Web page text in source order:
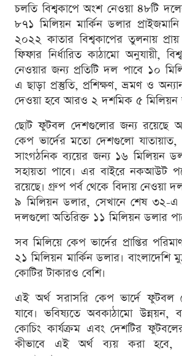
চলতি বিশ্বকাপে অংশ নেওয়া ৪৮টি
৮৭১ মিলিয়ন মার্কিন ডলার
২০২২ কাতার বিশ্বকাপের তুলনায়
ফিফার নির্ধারিত কাঠামো অনুযায়ী,
নেওয়ার জন্য প্রতিটি দল পাবে ১০
এ ছাড়া প্রস্তুতি, প্রশিক্ষণ, ভ্রমণ ও
দেওয়া হবে আরও ২ দশমিক ৫ মিলিয়ন
ছোট ফুটবল দেশগুলোর জন্য রয়েছে
কেপ ভার্দের মতো দেশগুলো যাতায়াত,
সাংগঠনিক ব্যয়ের জন্য ১৬ মিলিয়ন
সহায়তা পাবে। এর বাইরে নকআউট
রয়েছে। গ্রুপ পর্ব থেকে বিদায় নেওয়া
৯ মিলিয়ন ডলার, সেখানে শেষ ৩২-এ
দলগুলো অতিরিক্ত ১১ মিলিয়ন ডলার
সব মিলিয়ে কেপ ভার্দের প্রাপ্তির
২১ মিলিয়ন মার্কিন ডলার। বাংলাদেশি
কোটির টাকারও বেশি।
এই অর্থ সরাসরি কেপ ভার্দে ফুটবল
যাবে। ভবিষ্যতে অবকাঠামো উন্নয়ন,
কোচিং কার্যক্রম এবং দেশটির
কীভাবে এই অর্থ ব্যয় করা হবে,